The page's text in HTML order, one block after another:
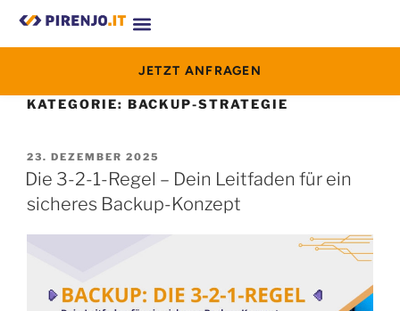
JETZT ANFRAGEN
KATEGORIE: BACKUP-STRATEGIE
23. DEZEMBER 2025
Die 3-2-1-Regel – Dein Leitfaden für ein
sicheres Backup-Konzept